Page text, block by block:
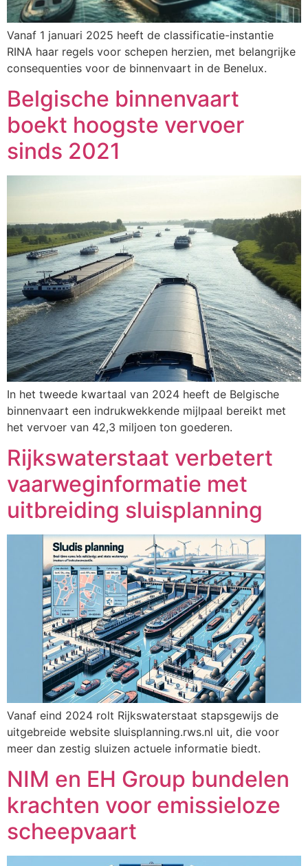
Vanaf 1 januari 2025 heeft de classificatie-instantie
RINA haar regels voor schepen herzien, met belangrijke
consequenties voor de binnenvaart in de Benelux.
Belgische binnenvaart
boekt hoogste vervoer
sinds 2021
In het tweede kwartaal van 2024 heeft de Belgische
binnenvaart een indrukwekkende mijlpaal bereikt met
het vervoer van 42,3 miljoen ton goederen.
Rijkswaterstaat verbetert
vaarweginformatie met
uitbreiding sluisplanning
Vanaf eind 2024 rolt Rijkswaterstaat stapsgewijs de
uitgebreide website sluisplanning.rws.nl uit, die voor
meer dan zestig sluizen actuele informatie biedt.
NIM en EH Group bundelen
krachten voor emissieloze
scheepvaart